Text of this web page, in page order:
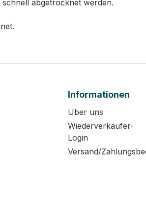
schnell abgetrocknet werden.
Informationen
Über uns
Wiederverkäufer-
Login
Versand/